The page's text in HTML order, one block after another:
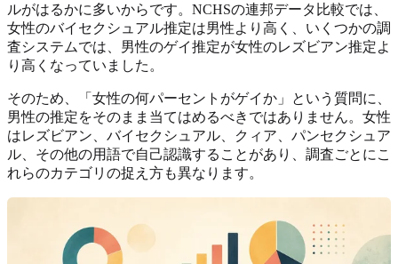
ルがはるかに多いからです。NCHSの連邦データ比較では、
女性のバイセクシュアル推定は男性より高く、いくつかの調
査システムでは、男性のゲイ推定が女性のレズビアン推定よ
り高くなっていました。
そのため、「女性の何パーセントがゲイか」という質問に、
男性の推定をそのまま当てはめるべきではありません。女性
はレズビアン、バイセクシュアル、クィア、パンセクシュア
ル、その他の用語で自己認識することがあり、調査ごとにこ
れらのカテゴリの捉え方も異なります。